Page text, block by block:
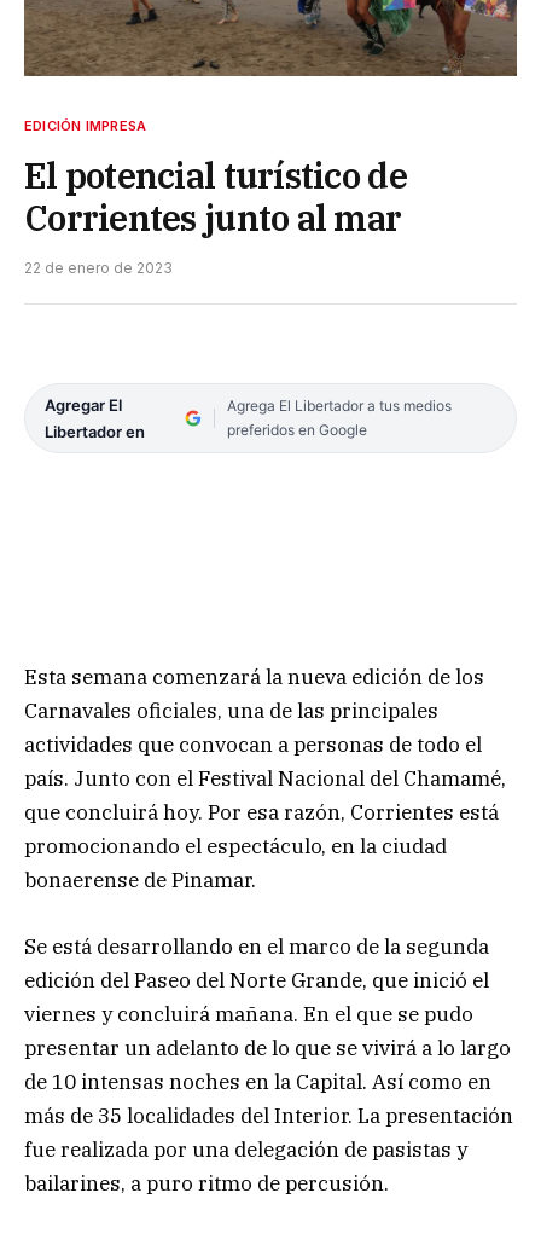
EDICIÓN IMPRESA
El potencial turístico de
Corrientes junto al mar
22 de enero de 2023
Agregar El
Libertador en
Agrega El Libertador a tus medios
preferidos en Google
Esta semana comenzará la nueva edición de los
Carnavales oficiales, una de las principales
actividades que convocan a personas de todo el
país. Junto con el Festival Nacional del Chamamé,
que concluirá hoy. Por esa razón, Corrientes está
promocionando el espectáculo, en la ciudad
bonaerense de Pinamar.
Se está desarrollando en el marco de la segunda
edición del Paseo del Norte Grande, que inició el
viernes y concluirá mañana. En el que se pudo
presentar un adelanto de lo que se vivirá a lo largo
de 10 intensas noches en la Capital. Así como en
más de 35 localidades del Interior. La presentación
fue realizada por una delegación de pasistas y
bailarines, a puro ritmo de percusión.